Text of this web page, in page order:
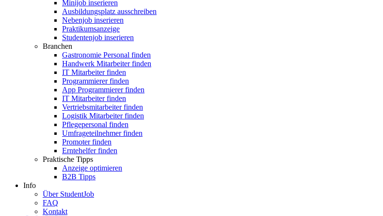
Minijob inserieren
Ausbildungsplatz ausschreiben
Nebenjob inserieren
Praktikumsanzeige
Studentenjob inserieren
Branchen
Gastronomie Personal finden
Handwerk Mitarbeiter finden
IT Mitarbeiter finden
Programmierer finden
App Programmierer finden
IT Mitarbeiter finden
Vertriebsmitarbeiter finden
Logistik Mitarbeiter finden
Pflegepersonal finden
Umfrageteilnehmer finden
Promoter finden
Erntehelfer finden
Praktische Tipps
Anzeige optimieren
B2B Tipps
Info
Über StudentJob
FAQ
Kontakt